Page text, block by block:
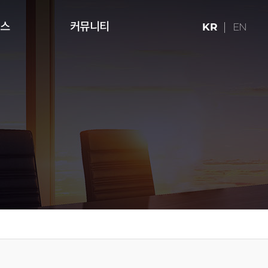
미디어 아트
커뮤니티 KR EN